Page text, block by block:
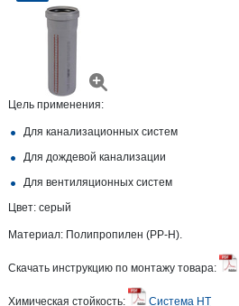
Цель применения:
Для канализационных систем
Для дождевой канализации
Для вентиляционных систем
Цвет: серый
Материал: Полипропилен (PP-H).
Скачать инструкцию по монтажу товара:
Химическая стойкость: Система HT